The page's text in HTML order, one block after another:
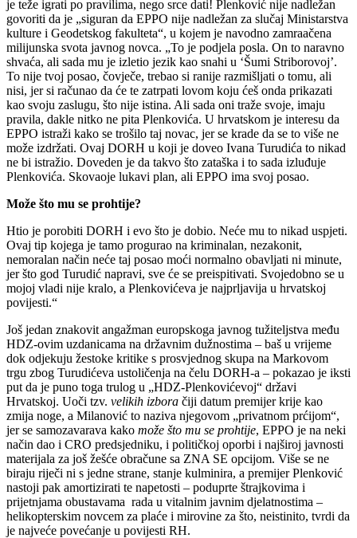
je teže igrati po pravilima, nego srce dati! Plenković nije nadležan
govoriti da je „siguran da EPPO nije nadležan za slučaj Ministarstva
kulture i Geodetskog fakulteta“, u kojem je navodno zamraačena
milijunska svota javnog novca. „To je podjela posla. On to naravno
shvaća, ali sada mu je izletio jezik kao snahi u ‘Šumi Striborovoj’.
To nije tvoj posao, čovječe, trebao si ranije razmišljati o tomu, ali
nisi, jer si računao da će te zatrpati lovom koju ćeš onda prikazati
kao svoju zaslugu, što nije istina. Ali sada oni traže svoje, imaju
pravila, dakle nitko ne pita Plenkovića. U hrvatskom je interesu da
EPPO istraži kako se trošilo taj novac, jer se krade da se to više ne
može izdržati. Ovaj DORH u koji je doveo Ivana Turudića to nikad
ne bi istražio. Doveden je da takvo što zataška i to sada izluđuje
Plenkovića. Skovaoje lukavi plan, ali EPPO ima svoj posao.
Može što mu se prohtije?
Htio je porobiti DORH i evo što je dobio. Neće mu to nikad uspjeti.
Ovaj tip kojega je tamo progurao na kriminalan, nezakonit,
nemoralan način neće taj posao moći normalno obavljati ni minute,
jer što god Turudić napravi, sve će se preispitivati. Svojedobno se u
mojoj vladi nije kralo, a Plenkovićeva je najprljavija u hrvatskoj
povijesti.“
Još jedan znakovit angažman europskoga javnog tužiteljstva među
HDZ-ovim uzdanicama na državnim dužnostima – baš u vrijeme
dok odjekuju žestoke kritike s prosvjednog skupa na Markovom
trgu zbog Turudićeva ustoličenja na čelu DORH-a – pokazao je iksti
put da je puno toga trulog u „HDZ-Plenkovićevoj“ državi
Hrvatskoj. Uoči tzv. velikih izbora čiji datum premijer krije kao
zmija noge, a Milanović to naziva njegovom „privatnom prćijom“,
jer se samozavarava kako može što mu se prohtije, EPPO je na neki
način dao i CRO predsjedniku, i političkoj oporbi i najširoj javnosti
materijala za još žešće obračune sa ZNA SE opcijom. Više se ne
biraju riječi ni s jedne strane, stanje kulminira, a premijer Plenković
nastoji pak amortizirati te napetosti – poduprte štrajkovima i
prijetnjama obustavama rada u vitalnim javnim djelatnostima –
helikopterskim novcem za plaće i mirovine za što, neistinito, tvrdi da
je najveće povećanje u povijesti RH.